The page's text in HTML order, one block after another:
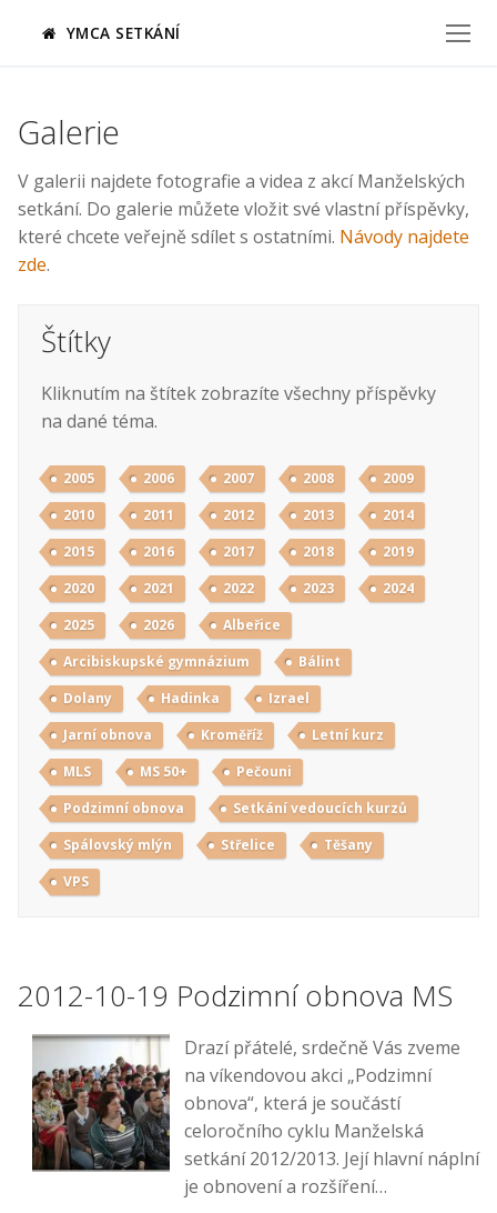
YMCA SETKÁNÍ
Galerie
V galerii najdete fotografie a videa z akcí Manželských
setkání. Do galerie můžete vložit své vlastní příspěvky,
které chcete veřejně sdílet s ostatními. Návody najdete
zde.
Štítky
Kliknutím na štítek zobrazíte všechny příspěvky
na dané téma.
2005 2006 2007 2008
2009
2010
2011 2012 2013
2014
2015
2016 2017 2018
2019
2020
2021 2022 2023
2024
2025
2026
Albeřice
Arcibiskupské gymnázium
Bálint
Dolany
Hadinka
Izrael
Jarní obnova
Kroměříž
Letní kurz
MLS
MS 50+
Pečouni
Podzimní obnova
Setkání vedoucích kurzů
Spálovský mlýn
Střelice
Těšany
VPS
2012-10-19 Podzimní obnova MS
Drazí přátelé, srdečně Vás zveme
na víkendovou akci „Podzimní
obnova“, která je součástí
celoročního cyklu Manželská
setkání 2012/2013. Její hlavní náplní
je obnovení a rozšíření…